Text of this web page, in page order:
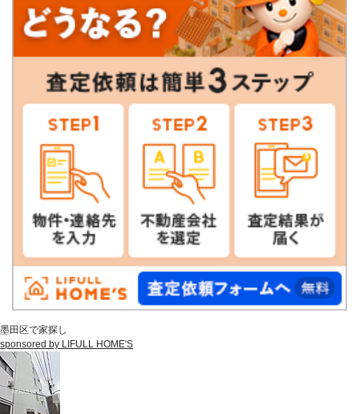
墨田区で家探し
sponsored by LIFULL HOME'S